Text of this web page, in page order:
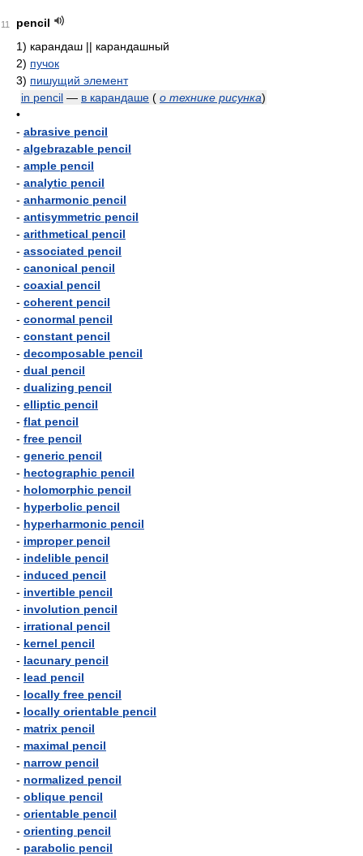
11
pencil
1) карандаш || карандашный
2) пучок
3) пишущий элемент
in pencil — в карандаше ( о технике рисунка)
•
- abrasive pencil
- algebrazable pencil
- ample pencil
- analytic pencil
- anharmonic pencil
- antisymmetric pencil
- arithmetical pencil
- associated pencil
- canonical pencil
- coaxial pencil
- coherent pencil
- conormal pencil
- constant pencil
- decomposable pencil
- dual pencil
- dualizing pencil
- elliptic pencil
- flat pencil
- free pencil
- generic pencil
- hectographic pencil
- holomorphic pencil
- hyperbolic pencil
- hyperharmonic pencil
- improper pencil
- indelible pencil
- induced pencil
- invertible pencil
- involution pencil
- irrational pencil
- kernel pencil
- lacunary pencil
- lead pencil
- locally free pencil
- locally orientable pencil
- matrix pencil
- maximal pencil
- narrow pencil
- normalized pencil
- oblique pencil
- orientable pencil
- orienting pencil
- parabolic pencil